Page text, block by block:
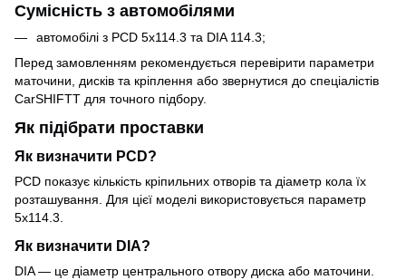
Сумісність з автомобілями
автомобілі з PCD 5x114.3 та DIA 114.3;
Перед замовленням рекомендується перевірити параметри
маточини, дисків та кріплення або звернутися до спеціалістів
CarSHIFTT для точного підбору.
Як підібрати проставки
Як визначити PCD?
PCD показує кількість кріпильних отворів та діаметр кола їх
розташування. Для цієї моделі використовується параметр
5x114.3.
Як визначити DIA?
DIA — це діаметр центрального отвору диска або маточини.